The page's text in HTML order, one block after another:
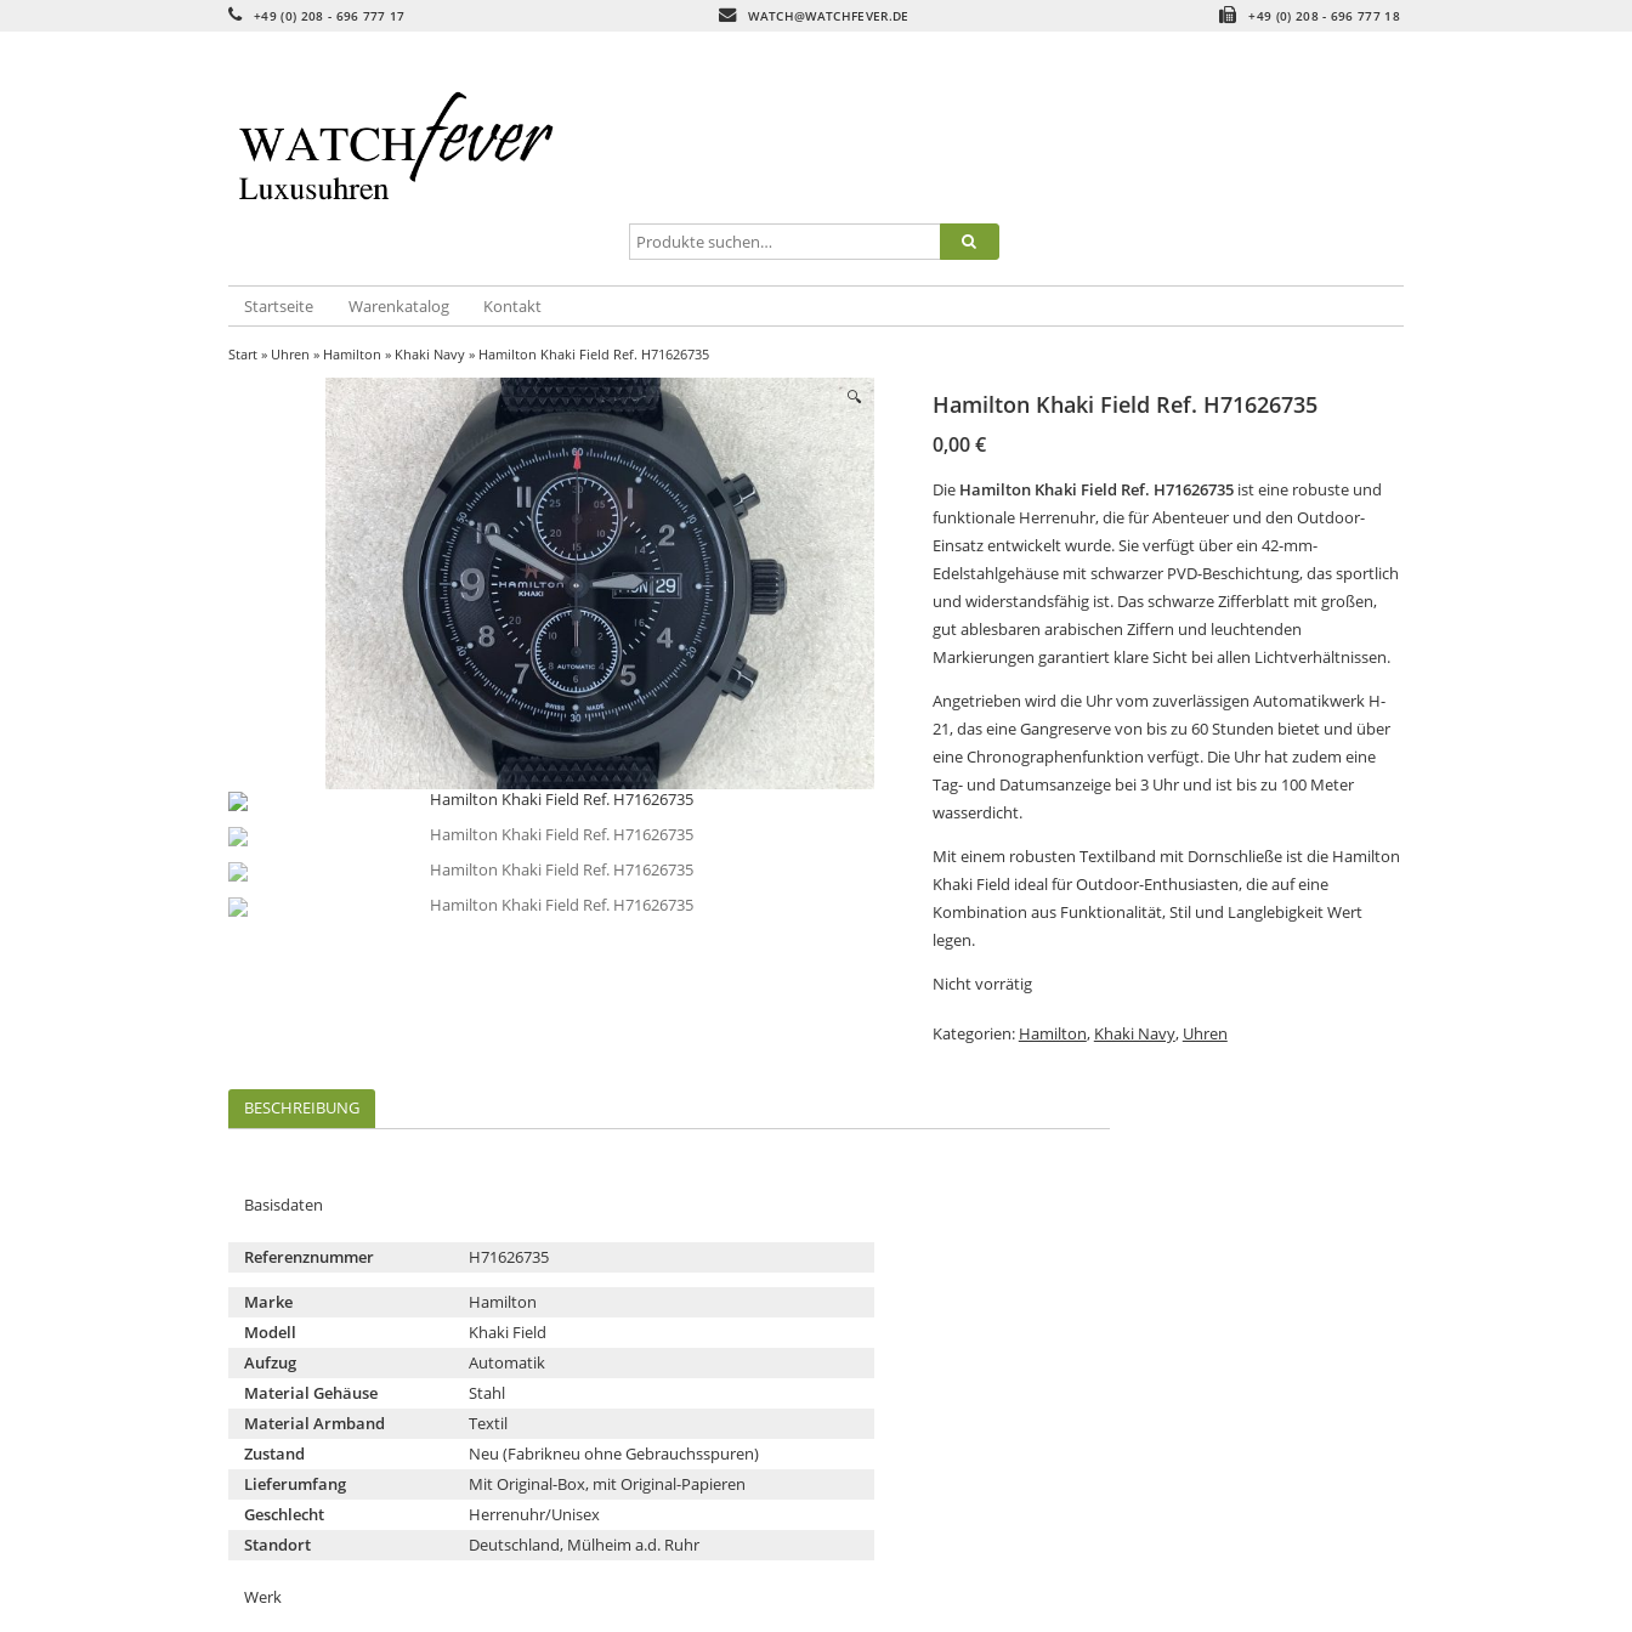
+49 (0) 208 - 696 777 17 WATCH@WATCHFEVER.DE +49 (0) 208 - 696 777 18
Startseite Warenkatalog Kontakt
Start » Uhren » Hamilton » Khaki Navy » Hamilton Khaki Field Ref. H71626735
🔍 Hamilton Khaki Field Ref. H71626735
0,00€
Die Hamilton Khaki Field Ref. H71626735ist eine robuste und
funktionale Herrenuhr, die für Abenteuer und den Outdoor-
Einsatz entwickelt wurde. Sie verfügt über ein 42-mm-
Edelstahlgehäuse mit schwarzer PVD-Beschichtung, das sportlich
und widerstandsfähig ist. Das schwarze Zifferblatt mit großen,
gut ablesbaren arabischen Ziffern und leuchtenden
Markierungen garantiert klare Sicht bei allen Lichtverhältnissen.
Angetrieben wird die Uhr vom zuverlässigen Automatikwerk H-
21, das eine Gangreserve von bis zu 60 Stunden bietet und über
eine Chronographenfunktion verfügt. Die Uhr hat zudem eine
Tag- und Datumsanzeige bei 3 Uhr und ist bis zu 100 Meter
wasserdicht.
Mit einem robusten Textilband mit Dornschließe ist die Hamilton
Khaki Field ideal für Outdoor-Enthusiasten, die auf eine
Kombination aus Funktionalität, Stil und Langlebigkeit Wert
legen.
Nicht vorrätig
Kategorien: Hamilton, Khaki Navy, Uhren
BESCHREIBUNG
Basisdaten
Referenznummer H71626735
Marke
Hamilton
Modell
Khaki Field
Aufzug
Automatik
Material Gehäuse
Stahl
Material Armband
Textil
Zustand
Neu (Fabrikneu ohne Gebrauchsspuren)
Lieferumfang
Mit Original-Box, mit Original-Papieren
Geschlecht
Herrenuhr/Unisex
Standort
Deutschland, Mülheim a.d. Ruhr
Werk